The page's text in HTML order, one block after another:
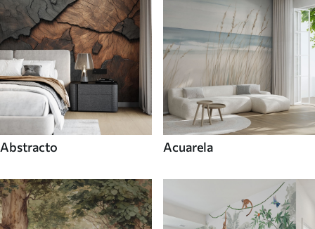
Abstracto Acuarela